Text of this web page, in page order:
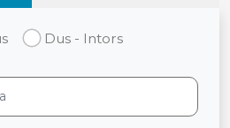
Dus - Intors